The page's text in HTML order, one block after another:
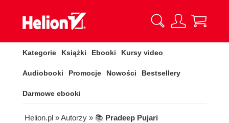
Kategorie Książki Ebooki Kursy video
Audiobooki Promocje Nowości Bestsellery
Darmowe ebooki
Helion.pl » Autorzy » 📚 Pradeep Pujari